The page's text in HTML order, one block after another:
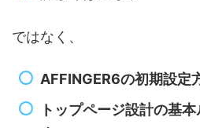
ではなく、
AFFINGER6の初期設定
トップページ設計の基